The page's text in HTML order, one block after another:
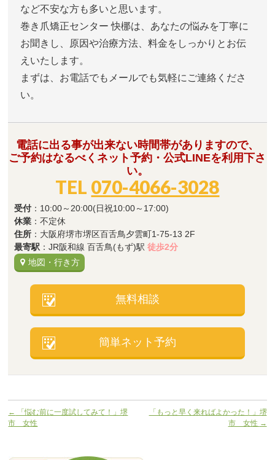
など不安な方も多いと思います。
巻き爪矯正センター 快梛は、あなたの悩みを丁寧に
お聞きし、原因や治療方法、料金をしっかりとお伝
えいたします。
まずは、お電話でもメールでも気軽にご連絡くださ
い。
電話に出る事が出来ない時間帯がありますので、
ご予約はなるべくネット予約・公式LINEを利用下さ
い。
TEL 070-4066-3028
受付 ：10:00～20:00(日祝10:00～17:00)
休業 ：不定休
住所 ：大阪府堺市堺区百舌鳥夕雲町1-75-13 2F
最寄駅 ：JR阪和線 百舌鳥(もず)駅徒歩2分
地図・行き方
無料相談
簡単ネット予約
←
「悩む前に一度試してみて！」堺
市 女性
「もっと早く来ればよかった！」堺
市 女性 →